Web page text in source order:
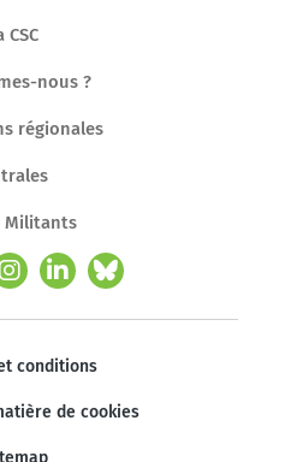
CSC
nous ?
régionales
Militants
conditions
de cookies